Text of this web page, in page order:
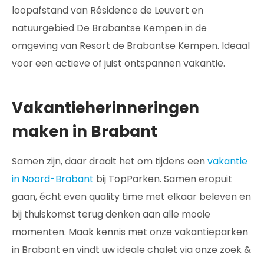
loopafstand van Résidence de Leuvert en
natuurgebied De Brabantse Kempen in de
omgeving van Resort de Brabantse Kempen. Ideaal
voor een actieve of juist ontspannen vakantie.
Vakantieherinneringen
maken in Brabant
Samen zijn, daar draait het om tijdens eenvakantie
in Noord-Brabant bij TopParken. Samen eropuit
gaan, écht even quality time met elkaar beleven en
bij thuiskomst terug denken aan alle mooie
momenten. Maak kennis met onze vakantieparken
in Brabant en vindt uw ideale chalet via onze zoek &